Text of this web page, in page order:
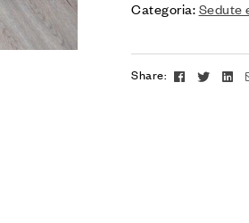
Categoria: Sedute
Share: FacebookTwitter